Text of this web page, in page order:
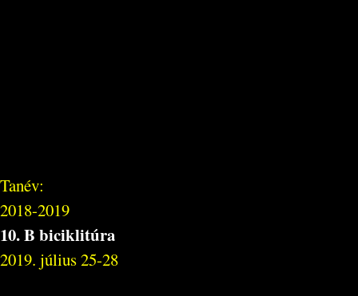
Tanév:
2018-2019
10. B biciklitúra
2019. július 25-28